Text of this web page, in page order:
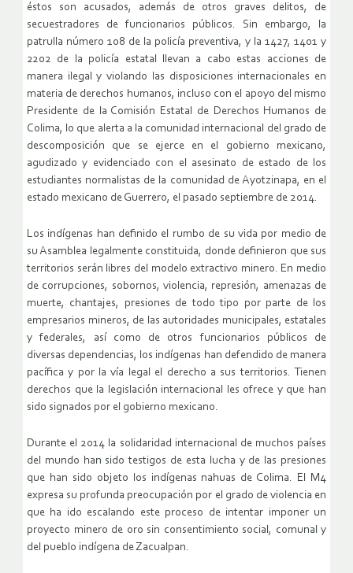
éstos son acusados, además de otros graves delitos, de
secuestradores de funcionarios públicos. Sin embargo, la
patrulla número 108 de la policía preventiva, y la 1427, 1401 y
2202 de la policía estatal llevan a cabo estas acciones de
manera ilegal y violando las disposiciones internacionales en
materia de derechos humanos, incluso con el apoyo del mismo
Presidente de la Comisión Estatal de Derechos Humanos de
Colima, lo que alerta a la comunidad internacional del grado de
descomposición que se ejerce en el gobierno mexicano,
agudizado y evidenciado con el asesinato de estado de los
estudiantes normalistas de la comunidad de Ayotzinapa, en el
estado mexicano de Guerrero, el pasado septiembre de 2014.
Los indígenas han definido el rumbo de su vida por medio de
su Asamblea legalmente constituida, donde definieron que sus
territorios serán libres del modelo extractivo minero. En medio
de corrupciones, sobornos, violencia, represión, amenazas de
muerte, chantajes, presiones de todo tipo por parte de los
empresarios mineros, de las autoridades municipales, estatales
y federales, así como de otros funcionarios públicos de
diversas dependencias, los indígenas han defendido de manera
pacífica y por la vía legal el derecho a sus territorios. Tienen
derechos que la legislación internacional les ofrece y que han
sido signados por el gobierno mexicano.
Durante el 2014 la solidaridad internacional de muchos países
del mundo han sido testigos de esta lucha y de las presiones
que han sido objeto los indígenas nahuas de Colima. El M4
expresa su profunda preocupación por el grado de violencia en
que ha ido escalando este proceso de intentar imponer un
proyecto minero de oro sin consentimiento social, comunal y
del pueblo indígena de Zacualpan.